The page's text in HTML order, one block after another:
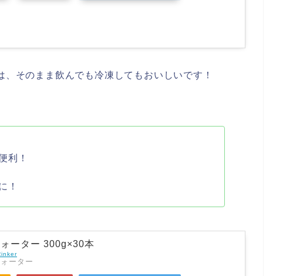
、そのまま飲んでも冷凍してもおいしいです！
利！
！
ーター 300g×30本
ーター